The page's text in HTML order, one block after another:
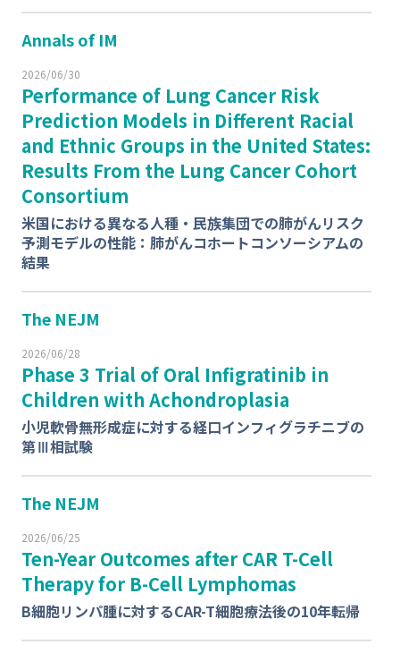
Annals of IM
2026/06/30
Performance of Lung Cancer Risk
Prediction Models in Different Racial
and Ethnic Groups in the United States:
Results From the Lung Cancer Cohort
Consortium
米国における異なる人種・民族集団での肺がんリスク
予測モデルの性能：肺がんコホートコンソーシアムの
結果
The NEJM
2026/06/28
Phase 3 Trial of Oral Infigratinib in
Children with Achondroplasia
小児軟骨無形成症に対する経口インフィグラチニブの
第Ⅲ相試験
The NEJM
2026/06/25
Ten-Year Outcomes after CAR T-Cell
Therapy for B-Cell Lymphomas
B細胞リンパ腫に対するCAR-T細胞療法後の10年転帰